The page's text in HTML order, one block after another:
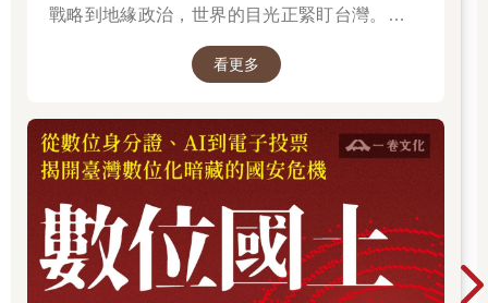
讓我們從比較沒爭議的地方開始。在一些情況下真實很重要，因
為有時候一個東西是否真，反映了它是否有某些功能。當你得了
體。
你可以注意到，上述討論其實建立於對真假的特定理解上。我們
說真藥是真的、假藥是假的，並不是說真藥存在而假藥不存在
（要是這樣你就不需要擔心買到假藥了）。此處我們擔心的並不
是某些東西不存在，而是擔心遇見冒充的騙子、錯估東西的性
假藥本質上帶有欺騙和冒充，一顆維他命C並不是假藥，你必須
懷著欺騙的意圖，錯誤地宣稱它有某種療效、讓它冒充真藥，它
戰略到地緣政治，世界的目光正緊盯台灣。我們
看更多